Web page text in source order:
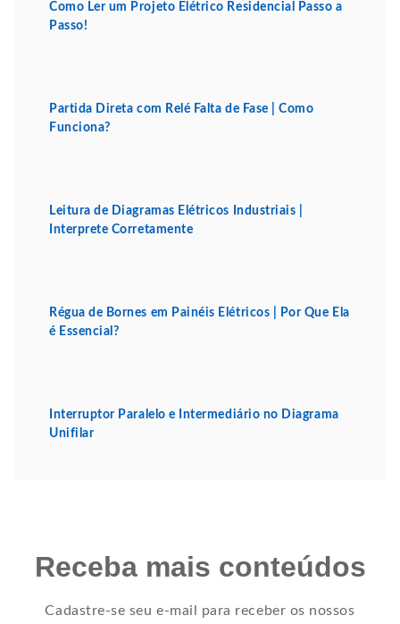
Como Ler um Projeto Elétrico Residencial Passo a
Passo!
Partida Direta com Relé Falta de Fase | Como
Funciona?
Leitura de Diagramas Elétricos Industriais |
Interprete Corretamente
Régua de Bornes em Painéis Elétricos | Por Que Ela
é Essencial?
Interruptor Paralelo e Intermediário no Diagrama
Unifilar
Receba mais conteúdos
Cadastre-se seu e-mail para receber os nossos